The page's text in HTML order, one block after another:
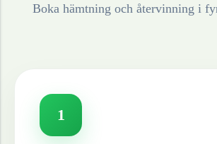
Boka hämtning och återvinning i
1